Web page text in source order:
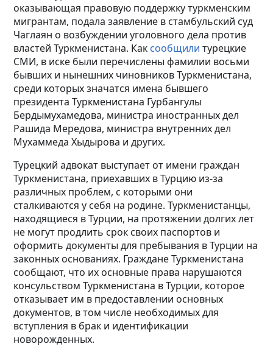
оказывающая правовую поддержку туркменским
мигрантам, подала заявление в стамбульский суд
Чаглаян о возбуждении уголовного дела против
властей Туркменистана. Как сообщили турецкие
СМИ, в иске были перечислены фамилии восьми
бывших и нынешних чиновников Туркменистана,
среди которых значатся имена бывшего
президента Туркменистана Гурбангулы
Бердымухамедова, министра иностранных дел
Рашида Мередова, министра внутренних дел
Мухаммеда Хыдырова и других.​
Турецкий адвокат выступает от имени граждан
Туркменистана, приехавших в Турцию из-за
различных проблем, с которыми они
сталкиваются у себя на родине. Туркменистанцы,
находящиеся в Турции, на протяжении долгих лет
не могут продлить срок своих паспортов и
оформить документы для пребывания в Турции на
законных основаниях. Граждане Туркменистана
сообщают, что их основные права нарушаются
консульством Туркменистана в Турции, которое
отказывает им в предоставлении основных
документов, в том числе необходимых для
вступления в брак и идентификации
новорожденных.